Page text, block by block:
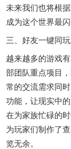
未来我们也将根
成为这个世界最
三、好友一键同
越来越多的游戏
部团队重点项目
常的交流需求同
功能，让现实中
在为家族忙碌的
为玩家们制作了
览无余。